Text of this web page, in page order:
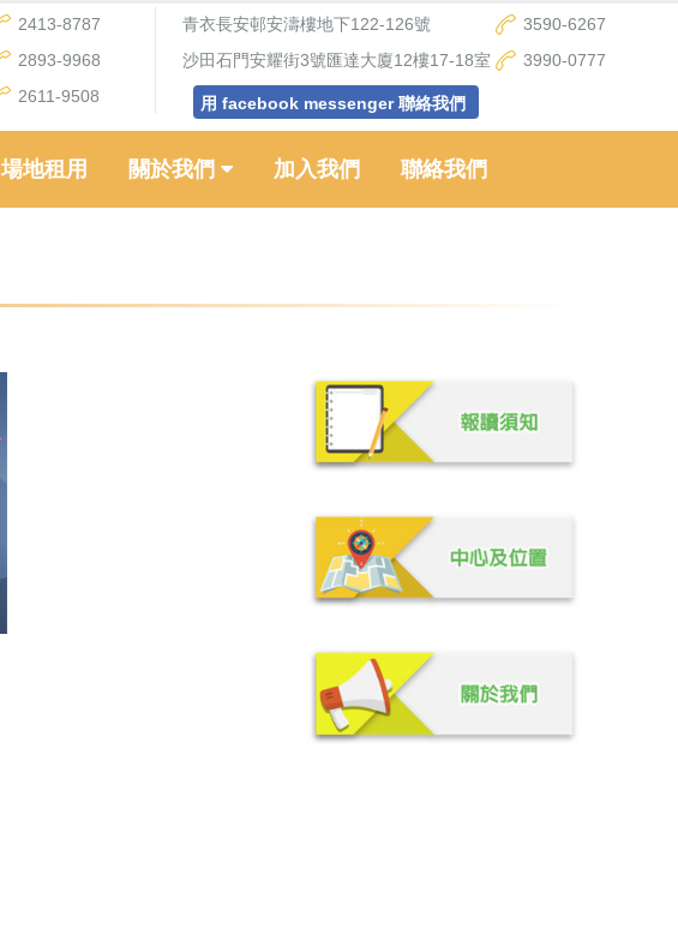
2413-8787
2893-9968
2611-9508
青衣長安邨安濤樓地下122-126號
3590-6267
沙田石門安耀街3號匯達大廈12樓17-18室
3990-0777
用 facebook messenger 聯絡我們
場地租用 關於我們 加入我們 聯絡我們